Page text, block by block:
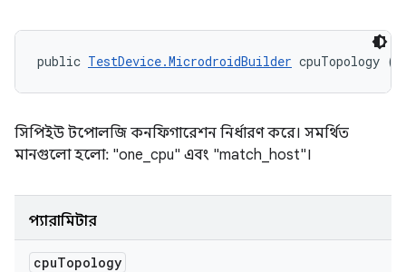
public TestDevice.MicrodroidBuilder cpuTopology
সিপিইউ টপোলজি কনফিগারেশন নির্ধারণ করে। সমর্থিত
মানগুলো হলো: "one_cpu" এবং "match_host"।
প্যারামিটার
cpuTopology